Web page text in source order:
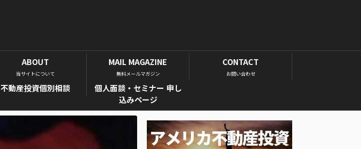
ABOUT
当サイトについて
MAIL MAGAZINE
無料メールマガジン
CONTACT
お問い合わせ
不動産投資個別相談
個人面談・セミナー 申し
込みページ